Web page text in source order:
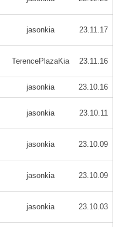
jasonkia 23.11.17
TerencePlazaKia 23.11.16
jasonkia 23.10.16
jasonkia 23.10.11
jasonkia 23.10.09
jasonkia 23.10.09
jasonkia 23.10.03